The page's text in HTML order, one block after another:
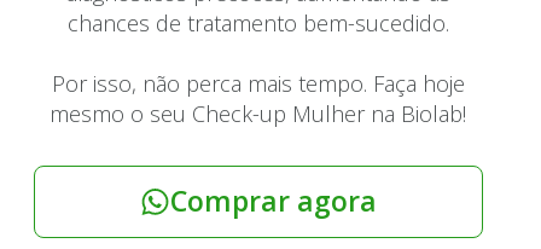
chances de tratamento bem-sucedido.
Por isso, não perca mais tempo. Faça hoje
mesmo o seu Check-up Mulher na Biolab!
Comprar agora